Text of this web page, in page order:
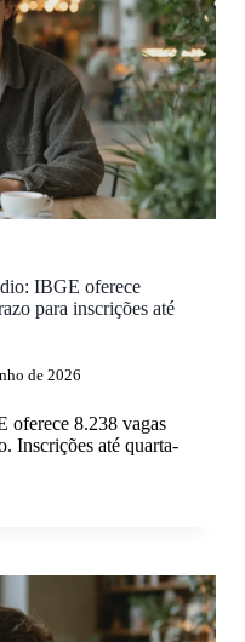
IBGE oferece
para inscrições até
de 2026
oferece 8.238 vagas
Inscrições até quarta-